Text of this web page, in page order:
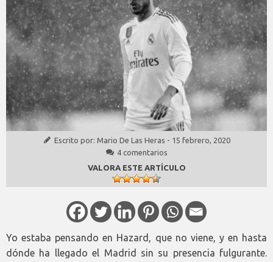
Escrito por: Mario De Las Heras - 15 febrero, 2020
4 comentarios
VALORA ESTE ARTÍCULO
Yo estaba pensando en Hazard, que no viene, y en hasta
dónde ha llegado el Madrid sin su presencia fulgurante.